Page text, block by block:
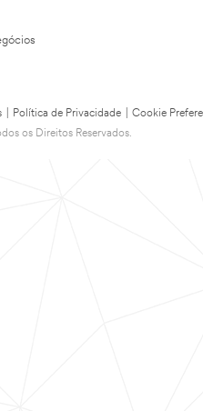
Política de Privacidade Cookie
os Direitos Reservados.